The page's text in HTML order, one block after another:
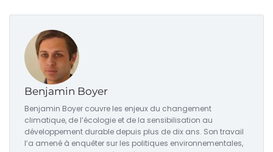
Benjamin Boyer
Benjamin Boyer couvre les enjeux du changement
climatique, de l’écologie et de la sensibilisation au
développement durable depuis plus de dix ans. Son travail
l’a amené à enquêter sur les politiques environnementales,